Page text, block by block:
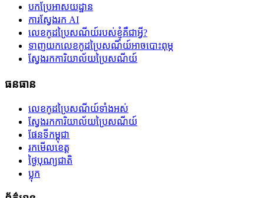
បកប្រែអាសយដ្ឋាន
ការស្វែងរក AI
លេខកូដប្រៃសណីយ៍របស់ខ្ញុំគឺជាអ្វី?
ទាញយកលេខកូដប្រៃសណីយ៍អាចបោះពុម្ភ
ស្វែងរកការិយាល័យប្រៃសណីយ៍
ធនធាន
លេខកូដប្រៃសណីយ៍ទាំងអស់
ស្វែងរកការិយាល័យប្រៃសណីយ៍
ផែនទីកម្ពុជា
រកមើលខេត្ត
ថ្ងៃបុណ្យជាតិ
ប្លុក